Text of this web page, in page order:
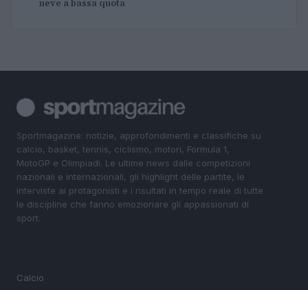
neve a bassa quota
Sportmagazine: notizie, approfondimenti e classifiche su
calcio, basket, tennis, ciclismo, motori, Formula 1,
MotoGP e Olimpiadi. Le ultime news dalle competizioni
nazionali e internazionali, gli highlight delle partite, le
interviste ai protagonisti e i risultati in tempo reale di tutte
le discipline che fanno emozionare gli appassionati di
sport.
Calcio